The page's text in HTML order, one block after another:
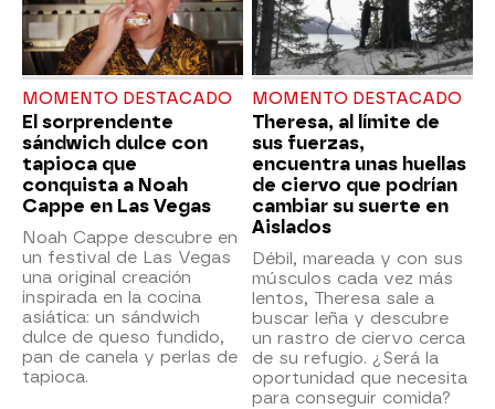
MOMENTO DESTACADO
El sorprendente
sándwich dulce con
tapioca que
conquista a Noah
Cappe en Las Vegas
Noah Cappe descubre en
un festival de Las Vegas
una original creación
inspirada en la cocina
asiática: un sándwich
dulce de queso fundido,
pan de canela y perlas de
tapioca.
MOMENTO DESTACADO
Theresa, al límite de
sus fuerzas,
encuentra unas huellas
de ciervo que podrían
cambiar su suerte en
Aislados
Débil, mareada y con sus
músculos cada vez más
lentos, Theresa sale a
buscar leña y descubre
un rastro de ciervo cerca
de su refugio. ¿Será la
oportunidad que necesita
para conseguir comida?